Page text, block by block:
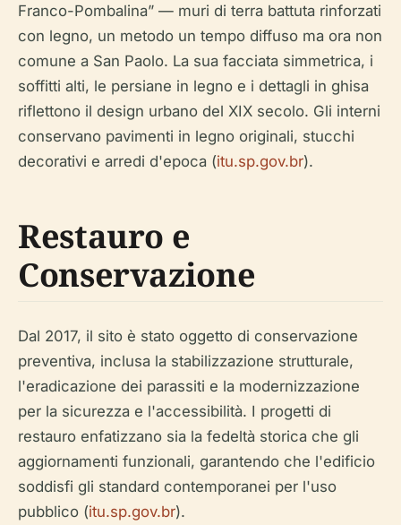
Franco-Pombalina” — muri di terra battuta rinforzati
con legno, un metodo un tempo diffuso ma ora non
comune a San Paolo. La sua facciata simmetrica, i
soffitti alti, le persiane in legno e i dettagli in ghisa
riflettono il design urbano del XIX secolo. Gli interni
conservano pavimenti in legno originali, stucchi
decorativi e arredi d'epoca (itu.sp.gov.br).
Restauro e
Conservazione
Dal 2017, il sito è stato oggetto di conservazione
preventiva, inclusa la stabilizzazione strutturale,
l'eradicazione dei parassiti e la modernizzazione
per la sicurezza e l'accessibilità. I progetti di
restauro enfatizzano sia la fedeltà storica che gli
aggiornamenti funzionali, garantendo che l'edificio
soddisfi gli standard contemporanei per l'uso
pubblico (itu.sp.gov.br).